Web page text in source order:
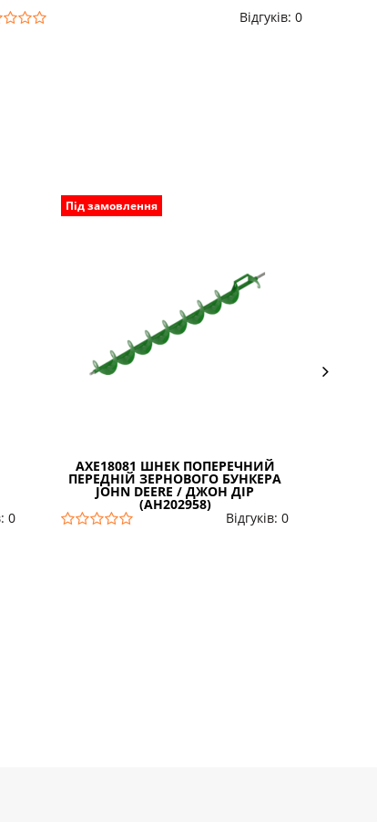
Відгуків: 0
0
Під замовлення
AXE18081 ШНЕК ПОПЕРЕЧНИЙ
ПЕРЕДНІЙ ЗЕРНОВОГО БУНКЕРА
JOHN DEERE / ДЖОН ДІР
(AH202958)
Відгуків: 0